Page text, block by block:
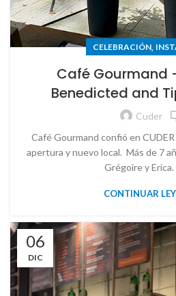
CELEBRACIÓN,
Café Gourmand
Benedicted and
Cuder
Café Gourmand confió en
apertura y nuevo local. Más de 7
Grégoire y Erica.
CONTINUAR
06
DIC